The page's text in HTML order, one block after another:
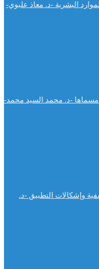
البشرية -د. معاذ عليوي-
مسماها -د. محمد السيد محمد-
وإشكالات التطبيق -د.